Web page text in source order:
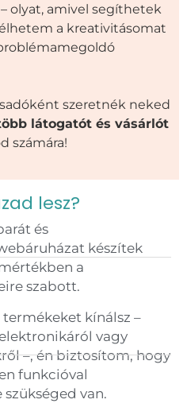
olyat, amivel segíthetek
a kreativitásomat
szeretnék neked
látogatót és vásárlót
számára!
lesz?
és
készítek
a
szabott.
kínálsz –
vagy
–, én biztosítom, hogy
funkcióval
van.